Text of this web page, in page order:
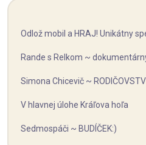
Odlož mobil a HRAJ! Unikátny
Rande s Relkom ~
Simona Chicevič ~
V hlavnej úlohe Kráľova hoľa
Sedmospáči ~ BUDÍČEK:)